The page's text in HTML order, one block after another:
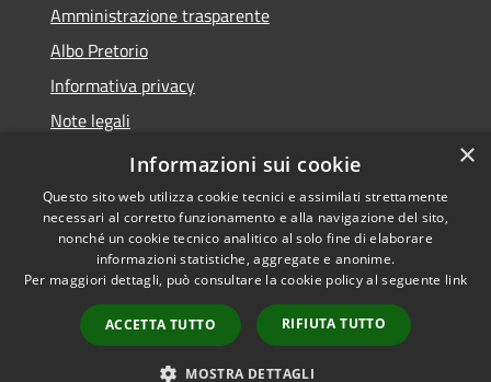
Amministrazione trasparente
Albo Pretorio
Informativa privacy
Note legali
Dichiarazione di accessibilità
Accessibilità
Copyright © 2026 • Comune di
Loano • Powered by
Municipium•
Accesso
redazione
×
Informazioni sui cookie
Questo sito web utilizza cookie tecnici e assimilati strettamente
necessari al corretto funzionamento e alla navigazione del sito,
nonché un cookie tecnico analitico al solo fine di elaborare
informazioni statistiche, aggregate e anonime.
Per maggiori dettagli, può consultare la cookie policy al seguente link
ACCETTA TUTTO RIFIUTA TUTTO
MOSTRA DETTAGLI